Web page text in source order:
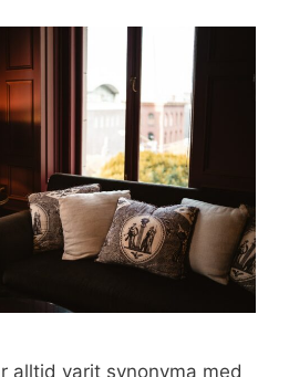
alltid varit synonyma med